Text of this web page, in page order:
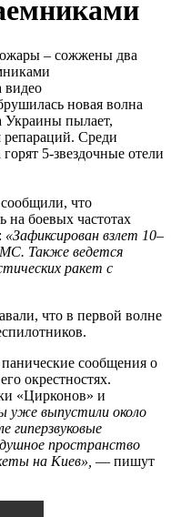
видео
новая волна
Украины пылает,
Среди
5-звездочные отели
что
на боевых частотах
«Зафиксирован взлет 10–
Также ведется
ракет с
что в первой волне
сообщения о
окрестностях.
«Цирконов» и
уже выпустили около
гиперзвуковые
пространство
на Киев», — пишут